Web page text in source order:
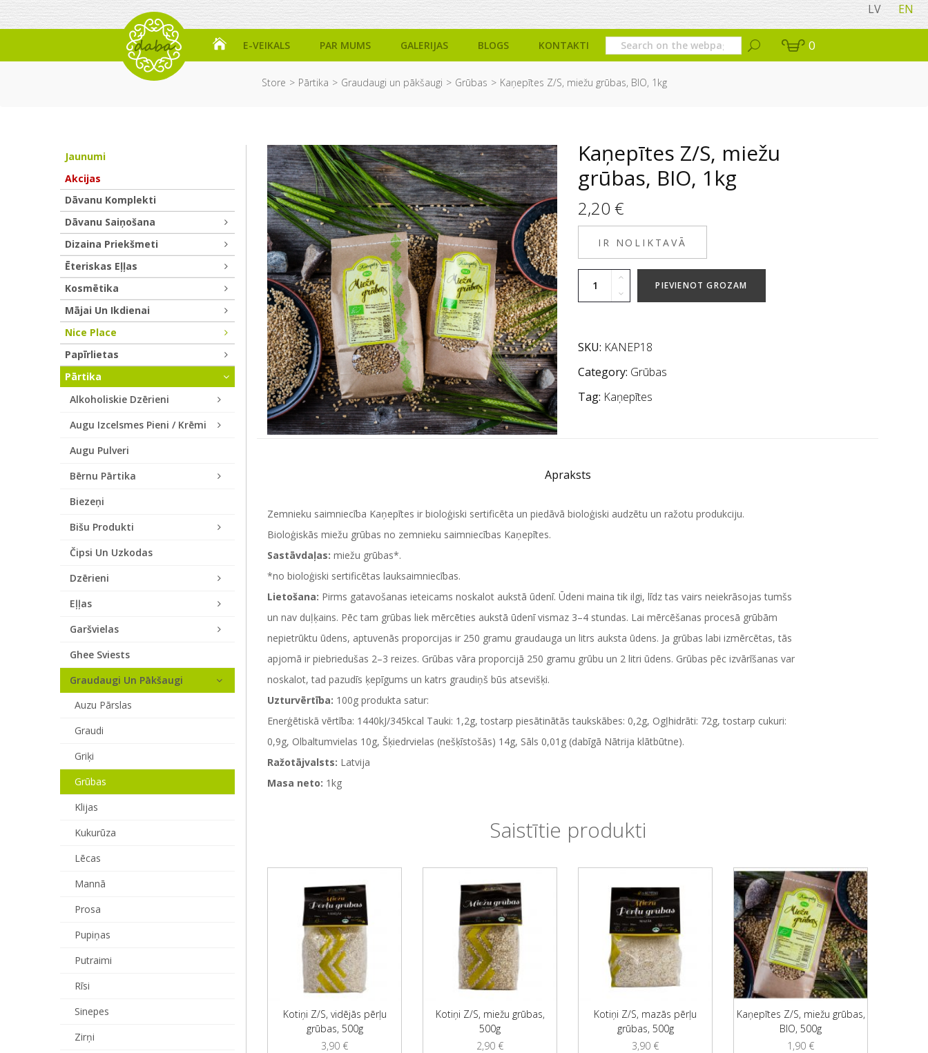
LV EN
E-VEIKALS PAR MUMS GALERIJAS BLOGS KONTAKTI 0
Store Pārtika Graudaugi un pākšaugi Grūbas Kaņepītes Z/S, miežu grūbas, BIO, 1kg
Kaņepītes Z/S, miežu
grūbas, BIO, 1kg
2,20 €
IR NOLIKTAVĀ
PIEVIENOT GROZAM
SKU: KANEP18
Category: Grūbas
Tag: Kaņepītes
Apraksts
Zemnieku saimniecība Kaņepītes ir bioloģiski sertificēta un piedāvā bioloģiski audzētu un ražotu produkciju.
Bioloģiskās miežu grūbas no zemnieku saimniecības Kaņepītes.
Sastāvdaļas: miežu grūbas*.
*no bioloģiski sertificētas lauksaimniecības.
Lietošana: Pirms gatavošanas ieteicams noskalot aukstā ūdenī. Ūdeni maina tik ilgi, līdz tas vairs neiekrāsojas tumšs
un nav duļķains. Pēc tam grūbas liek mērcēties aukstā ūdenī vismaz 3–4 stundas. Lai mērcēšanas procesā grūbām
nepietrūktu ūdens, aptuvenās proporcijas ir 250 gramu graudauga un litrs auksta ūdens. Ja grūbas labi izmērcētas, tās
apjomā ir piebriedušas 2–3 reizes. Grūbas vāra proporcijā 250 gramu grūbu un 2 litri ūdens. Grūbas pēc izvārīšanas var
noskalot, tad pazudīs ķepīgums un katrs graudiņš būs atsevišķi.
Uzturvērtība: 100g produkta satur:
Enerģētiskā vērtība: 1440kJ/345kcal Tauki: 1,2g, tostarp piesātinātās taukskābes: 0,2g, Ogļhidrāti: 72g, tostarp cukuri:
0,9g, Olbaltumvielas 10g, Šķiedrvielas (nešķīstošās) 14g, Sāls 0,01g (dabīgā Nātrija klātbūtne).
Ražotājvalsts: Latvija
Masa neto: 1kg
Saistītie produkti
Kotiņi Z/S, vidējās pērļu
grūbas, 500g
3,90 €
Kotiņi Z/S, miežu grūbas,
500g
2,90 €
Kotiņi Z/S, mazās pērļu
grūbas, 500g
3,90 €
Kaņepītes Z/S, miežu grūbas,
BIO, 500g
1,90 €
Jaunumi
Akcijas
Dāvanu Komplekti
Dāvanu Saiņošana
Dizaina Priekšmeti
Ēteriskas Eļļas
Kosmētika
Mājai Un Ikdienai
Nice Place
Papīrlietas
Pārtika
Alkoholiskie Dzērieni
Augu Izcelsmes Pieni / Krēmi
Augu Pulveri
Bērnu Pārtika
Biezeņi
Bišu Produkti
Čipsi Un Uzkodas
Dzērieni
Eļļas
Garšvielas
Ghee Sviests
Graudaugi Un Pākšaugi
Auzu Pārslas
Graudi
Griķi
Grūbas
Klijas
Kukurūza
Lēcas
Mannā
Prosa
Pupiņas
Putraimi
Rīsi
Sinepes
Zirņi